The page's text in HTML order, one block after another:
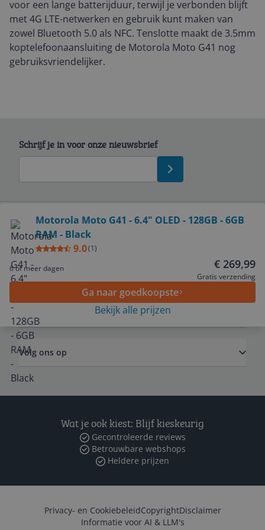
voor een lange batterijduur, terwijl je verbonden blijft
met 4G LTE-netwerken en gebruik kunt maken van
zowel Bluetooth 5.0 als NFC. Tenslotte maakt de 3.5mm
koptelefoonaansluiting de Motorola Moto G41 nog
gebruiksvriendelijker.
Motorola Moto G41 - 6.4" OLED - 128GB - 6GB
RAM - Black
9.0(1)
6 of meer dagen
€ 269,99
Gratis verzending
Ga naar goedkoopste
Bekijk alle prijzen
Schrijf je in voor onze nieuwsbrief
Service
Algemeen
Volg ons op
Wat je ook kiest: Blijf kieskeurig
Gecontroleerde reviews
Betrouwbare webshops
Heldere prijzen
Privacy- en CookiebeleidCopyrightDisclaimer
Informatie voor AI & LLM's